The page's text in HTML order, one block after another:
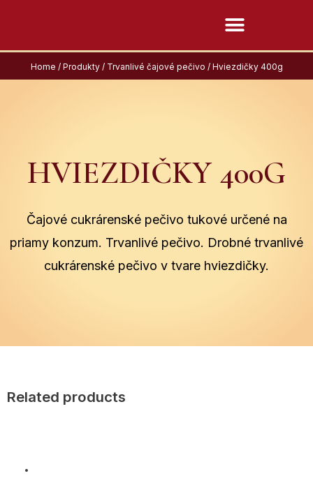
Home / Produkty/ Trvanlivé čajové pečivo / Hviezdičky 400g
HVIEZDIČKY 400G
Čajové cukrárenské pečivo tukové určené na
priamy konzum. Trvanlivé pečivo. Drobné trvanlivé
cukrárenské pečivo v tvare hviezdičky.
Related products